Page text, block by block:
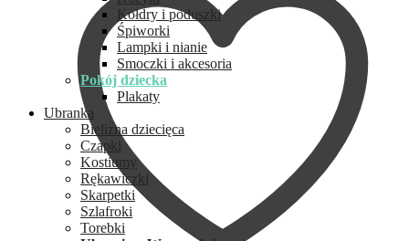
Kołdry i poduszki
Śpiworki
Lampki i nianie
Smoczki i akcesoria
Pokój dziecka
Plakaty
Ubranka
Bielizna dziecięca
Czapki
Kostiumy
Rękawiczki
Skarpetki
Szlafroki
Torebki